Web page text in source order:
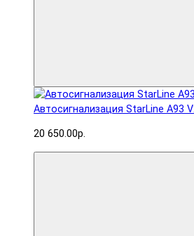
Автосигнализация StarLine A93
20 650.00р.